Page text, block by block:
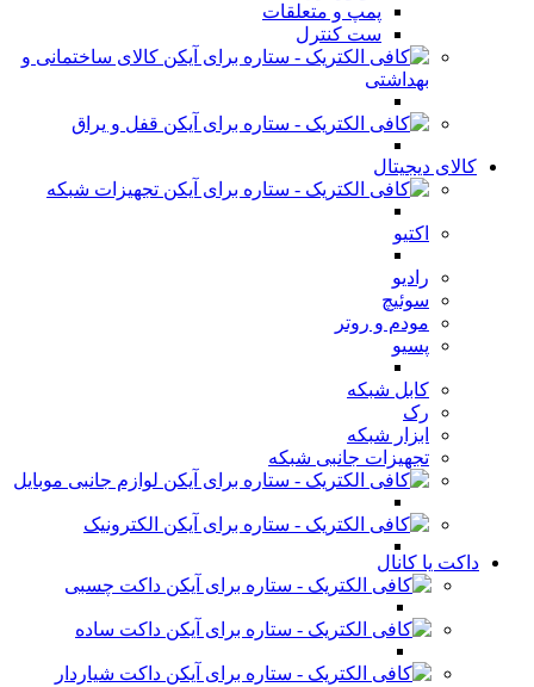
پمپ و متعلقات
ست کنترل
کالای ساختمانی و
بهداشتی
قفل و یراق
کالای دیجیتال
تجهیزات شبکه
اکتیو
رادیو
سوئیچ
مودم و روتر
پسیو
کابل شبکه
رک
ابزار شبکه
تجهیزات جانبی شبکه
لوازم جانبی موبایل
الکترونیک
داکت یا کانال
داکت چسبی
داکت ساده
داکت شیاردار